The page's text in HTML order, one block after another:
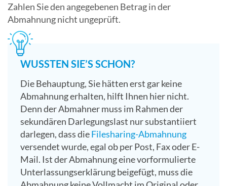
Zahlen Sie den angegebenen Betrag in der
Abmahnung nicht ungeprüft.
WUSSTEN SIE’S SCHON?
Die Behauptung, Sie hätten erst gar keine
Abmahnung erhalten, hilft Ihnen hier nicht.
Denn der Abmahner muss im Rahmen der
sekundären Darlegungslast nur substantiiert
darlegen, dass dieFilesharing-Abmahnung
versendet wurde, egal ob per Post, Fax oder E-
Mail. Ist der Abmahnung eine vorformulierte
Unterlassungserklärung beigefügt, muss die